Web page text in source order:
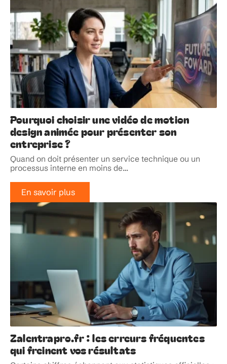
Pourquoi choisir une vidéo de motion
design animée pour présenter son
entreprise ?
Quand on doit présenter un service technique ou un
processus interne en moins de…
En savoir plus
Zalentrapro.fr : les erreurs fréquentes
qui freinent vos résultats